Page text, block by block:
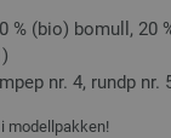
% (bio) bomull, 20
nr. 4, rundp nr.
modellpakken!